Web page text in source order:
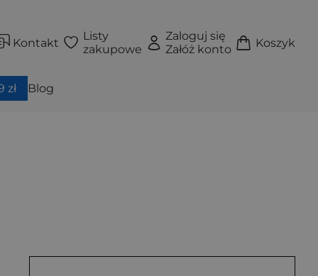
Kontakt
Listy
zakupowe
Zaloguj się
Załóż konto
Koszyk
zł Blog